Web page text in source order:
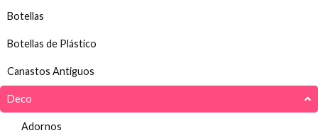
Botellas
Botellas de Plástico
Canastos Antiguos
Deco
Adornos